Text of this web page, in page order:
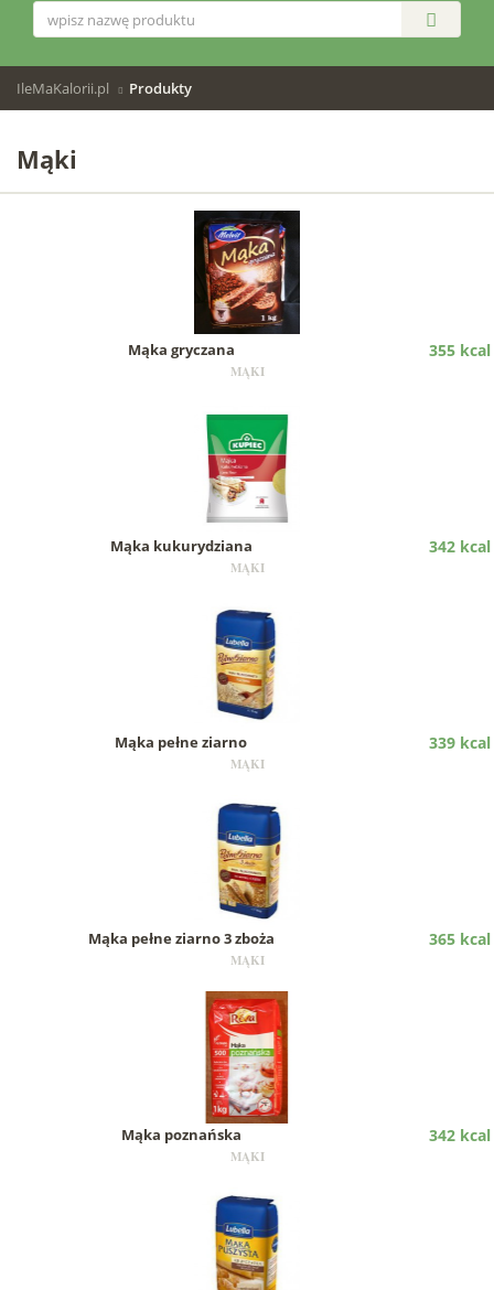
IleMaKalorii.pl Produkty
Mąki
Mąka gryczana 355 kcal
MĄKI
Mąka kukurydziana 342 kcal
MĄKI
Mąka pełne ziarno 339 kcal
MĄKI
Mąka pełne ziarno 3 zboża 365 kcal
MĄKI
Mąka poznańska 342 kcal
MĄKI